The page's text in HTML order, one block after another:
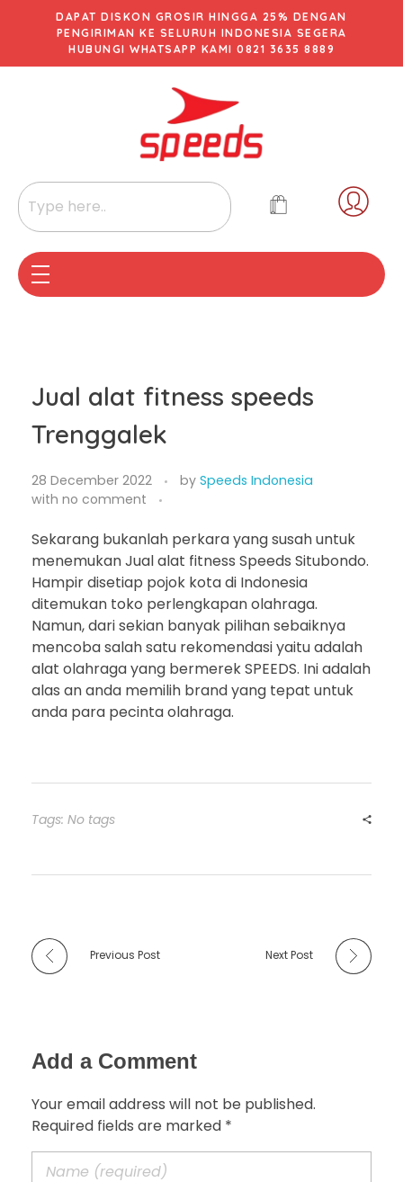
DAPAT DISKON GROSIR HINGGA 25% DENGAN
PENGIRIMAN KE SELURUH INDONESIA SEGERA
HUBUNGI WHATSAPP KAMI 0821 3635 8889
Jual alat fitness speeds
Trenggalek
28 December 2022 by Speeds Indonesia
with no comment
Sekarang bukanlah perkara yang susah untuk
menemukan Jual alat fitness Speeds Situbondo.
Hampir disetiap pojok kota di Indonesia
ditemukan toko perlengkapan olahraga.
Namun, dari sekian banyak pilihan sebaiknya
mencoba salah satu rekomendasi yaitu adalah
alat olahraga yang bermerek SPEEDS. Ini adalah
alas an anda memilih brand yang tepat untuk
anda para pecinta olahraga.
Tags: No tags
Previous Post Next Post
Add a Comment
Your email address will not be published.
Required fields are marked *